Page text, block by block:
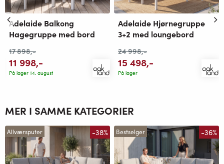
Adelaide Balkong
Hagegruppe med bord
17 898,-
11 998,-
På lager 14. august
Adelaide Hjørnegruppe
3+2 med loungebord
24 998,-
15 498,-
På lager
MER I SAMME KATEGORIER
Allværsputer -38% Bestselger -36%